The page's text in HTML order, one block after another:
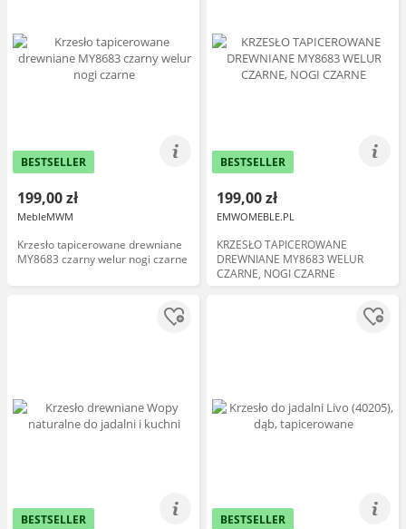
BESTSELLER
199,00 zł
MebleMWM
Krzesło tapicerowane drewniane
MY8683 czarny welur nogi czarne
BESTSELLER
199,00 zł
EMWOMEBLE.PL
KRZESŁO TAPICEROWANE
DREWNIANE MY8683 WELUR
CZARNE, NOGI CZARNE
BESTSELLER BESTSELLER